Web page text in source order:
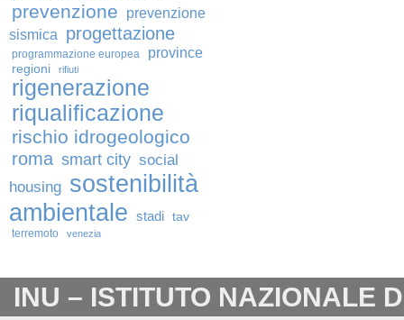
prevenzione
prevenzione
sismica
progettazione
programmazione europea province
regioni rifiuti
rigenerazione
riqualificazione
rischio idrogeologico
roma smart city social
housing sostenibilità
ambientale stadi tav
terremoto venezia
INU – ISTITUTO NAZIONALE